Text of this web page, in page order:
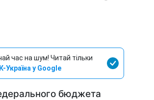
час на шум! Читай тільки
Україна у Google
бюджета